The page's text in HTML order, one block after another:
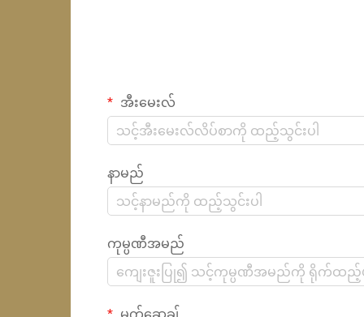
အီးမေးလ်
နာမည်
ကုမ္ပဏီအမည်